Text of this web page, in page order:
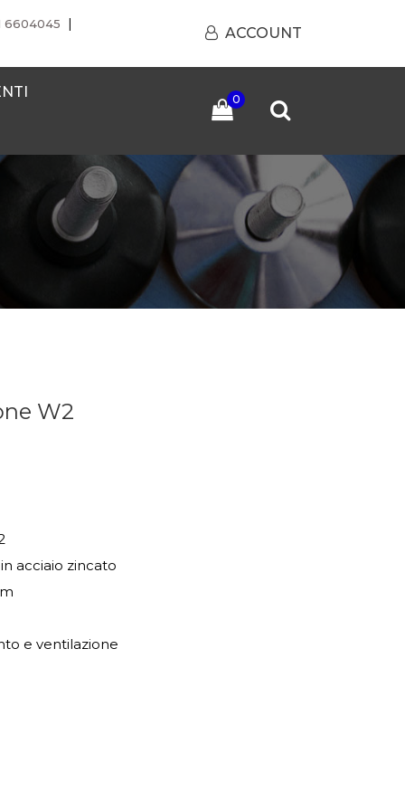
6604045 |
ACCOUNT
0
W2
acciaio zincato
e ventilazione